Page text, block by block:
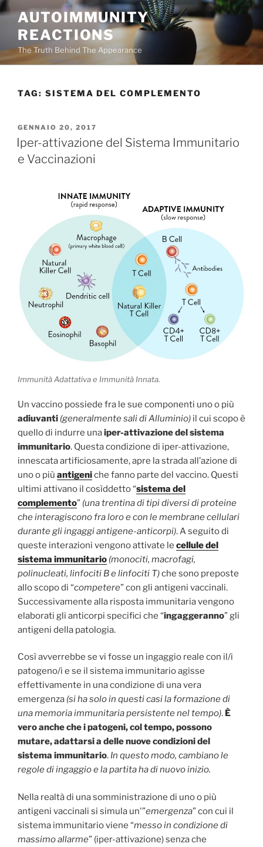
Salta
contenuto
AUTOIMMUNITY
REACTIONS
The Truth Behind The Appearance
TAG: SISTEMA DEL COMPLEMENTO
PUBBLICATO
IL
GENNAIO 20, 2017
Iper-attivazione del Sistema Immunitario
e Vaccinazioni
Immunità Adattativa e Immunità Innata.
Un vaccino possiede fra le sue componenti uno o più
adiuvanti (generalmente sali di Alluminio) il cui scopo è
quello di indurre unaiper-attivazione del sistema
immunitario. Questa condizione di iper-attivazione,
innescata artificiosamente, apre la strada all’azione di
uno o più antigeniche fanno parte del vaccino. Questi
ultimi attivano il cosìddetto “sistema del
complemento” (una trentina di tipi diversi di proteine
che interagiscono fra loro e con le membrane cellulari
durante gli ingaggi antigene-anticorpi). A seguito di
queste interazioni vengono attivate le cellule del
sistema immunitario (monociti, macrofagi,
polinucleati, linfociti B e linfociti T)che sono preposte
allo scopo di “competere” con gli antigeni vaccinali.
Successivamente alla risposta immunitaria vengono
elaborati gli anticorpi specifici che “ingaggeranno” gli
antigeni della patologia.
Così avverrebbe se vi fosse un ingaggio reale con il/i
patogeno/i e se il sistema immunitario agisse
effettivamente in una condizione di una vera
emergenza (si ha solo in questi casi la formazione di
una memoria immunitaria persistente nel tempo). È
vero anche che i patogeni, col tempo, possono
mutare, adattarsi a delle nuove condizioni del
sistema immunitario. In questo modo, cambiano le
regole di ingaggio e la partita ha di nuovo inizio.
Nella realtà di una somministrazione di uno o più
antigeni vaccinali si simula un'”emergenza” con cui il
sistema immunitario viene “messo in condizione di
massimo allarme” (iper-attivazione) senza che